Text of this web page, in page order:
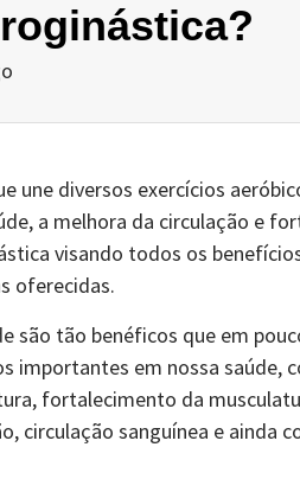
une diversos exercícios
a melhora da circulação e
visando todos os
oferecidas.
são tão benéficos que em
importantes em nossa saúde,
fortalecimento da
circulação sanguínea e ainda